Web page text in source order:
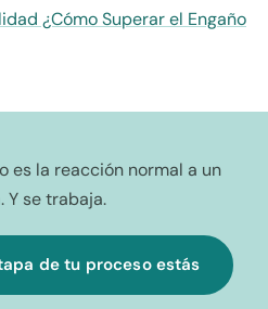
¿Cómo Superar el Engaño
es la reacción normal a un
Y se trabaja.
de tu proceso estás